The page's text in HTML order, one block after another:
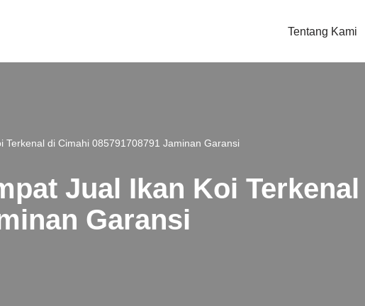
Tentang Kami
Terkenal di Cimahi 085791708791 Jaminan Garansi
Jual Ikan Koi
Garansi